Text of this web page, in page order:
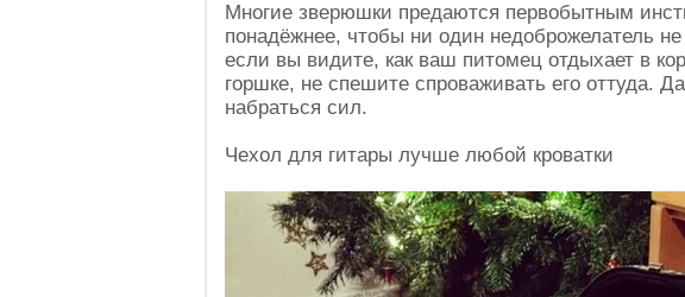
Многие зверюшки предаются первобытным
понадёжнее, чтобы ни один недоброжелатель
если вы видите, как ваш питомец отдыхает в
горшке, не спешите спроваживать его оттуда.
набраться сил.
Чехол для гитары лучше любой кроватки